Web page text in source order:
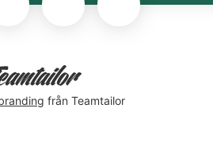
från Teamtailor